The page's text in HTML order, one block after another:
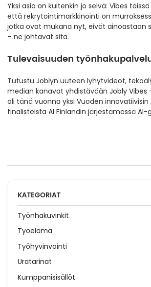
Yksi asia on kuitenkin jo selvä: Vibes
että rekrytointimarkkinointi on
jotka ovat mukana nyt, eivät ainoastaan
– ne johtavat sitä.
Tulevaisuuden
Tutustu Joblyn uuteen lyhytvideot,
median kanavat yhdistävään Jobly Vibes
oli tänä vuonna yksi Vuoden
finalisteista AI Finlandin järjestämässä AI-
KATEGORIAT
Työnhakuvinkit
Työelämä
Työhyvinvointi
Uratarinat
Kumppanisisällöt